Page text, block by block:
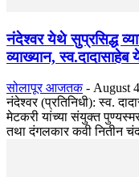
नंदेश्वर येथे सुप्रसिद्ध
व्याख्यान,
सोलापूर आजतक - August
नंदेश्वर (प्रतिनिधी): स्व.
मेटकरी यांच्या संयुक्त
तथा दंगलकार कवी नितीन